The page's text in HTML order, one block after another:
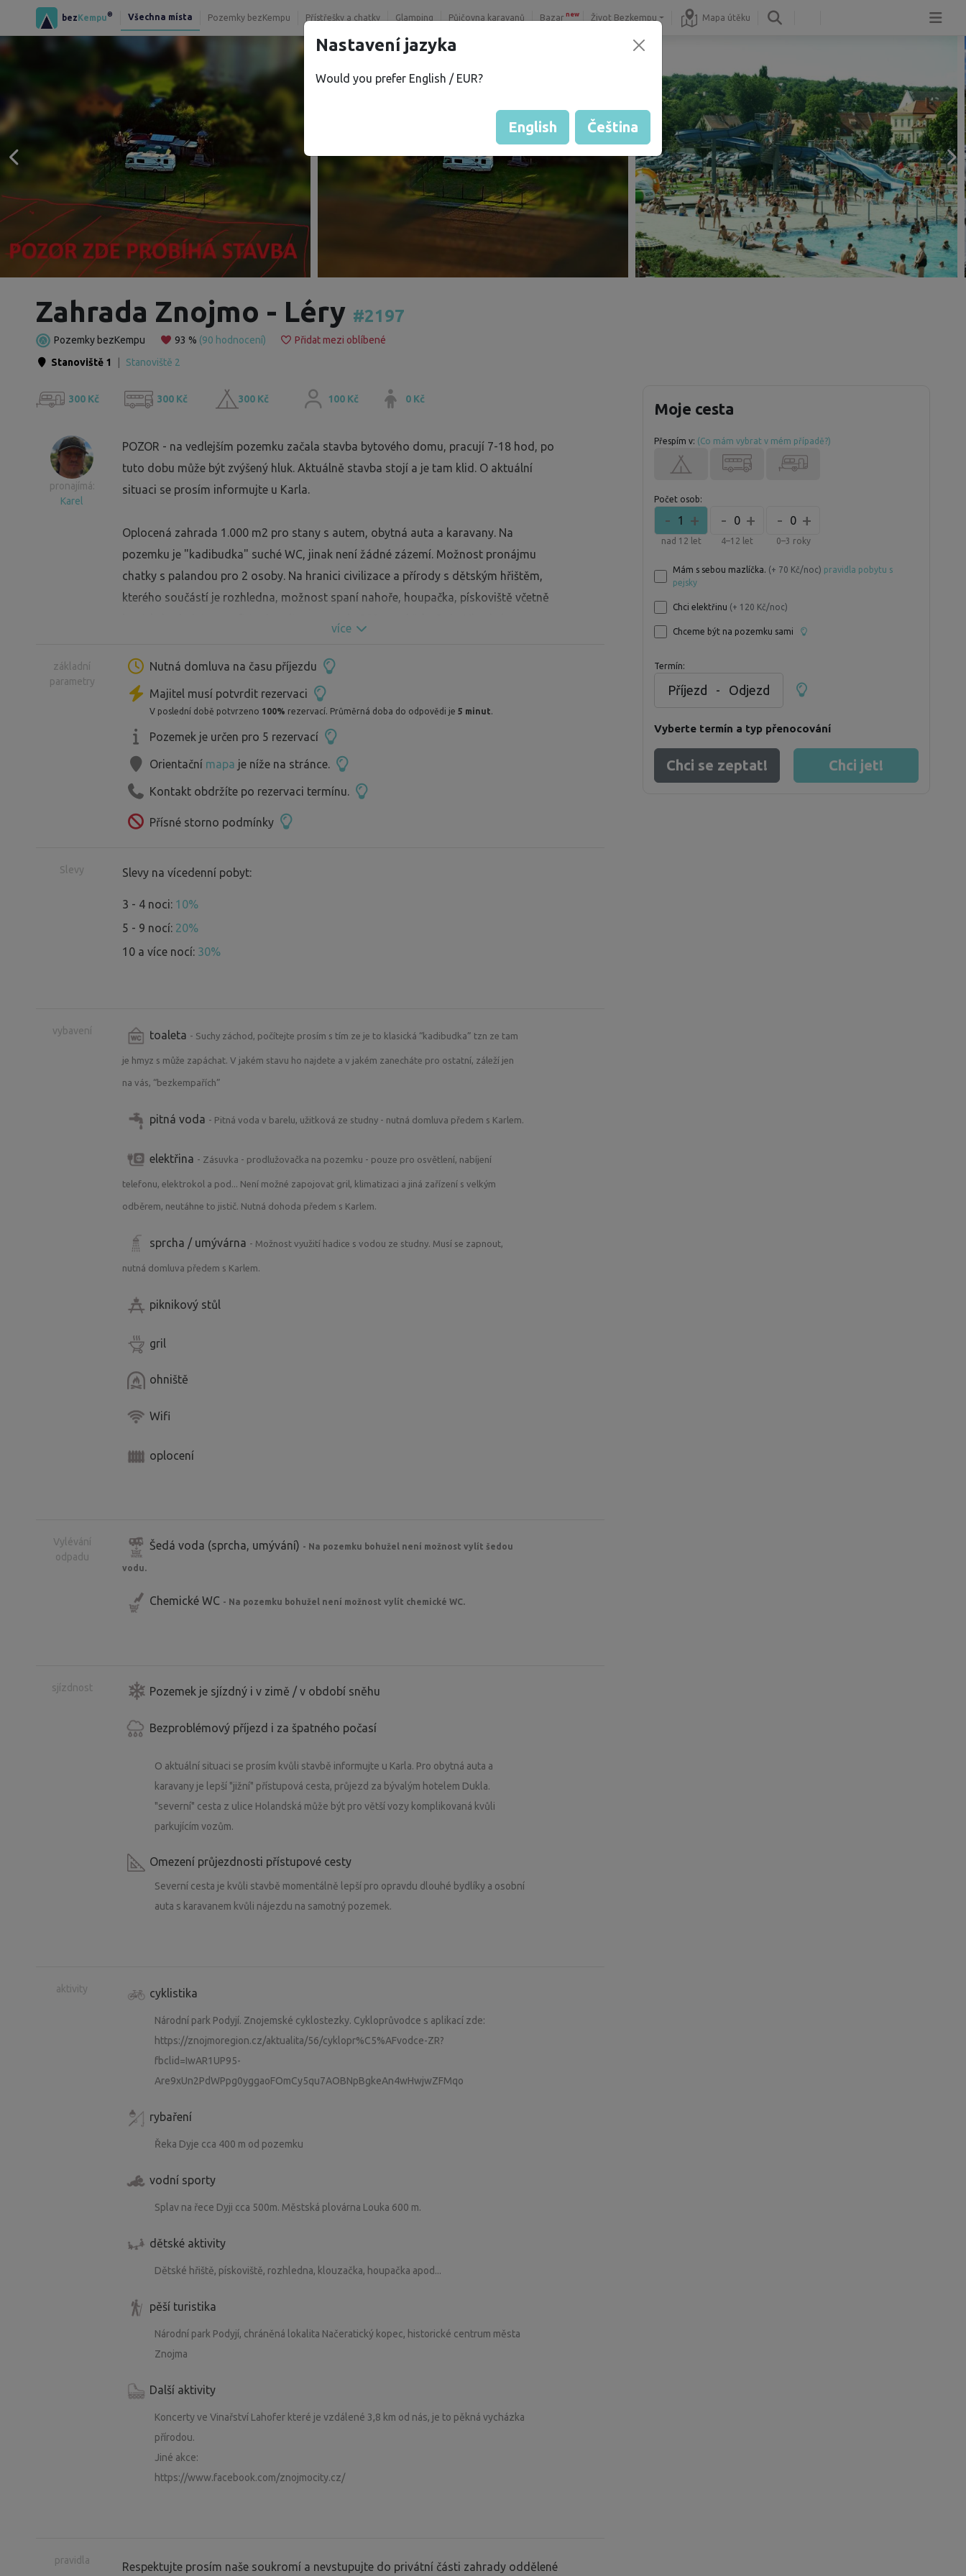
bezKempu® Všechna místa Pozemky bezKempu Přístřešky a chatky Glamping Půjčovna karavanů Bazar new Život Bezkempu Mapa útěku
Zahrada Znojmo - Léry #2197
Pozemky bezKempu 93 % (90 hodnocení)
Přidat mezi oblíbené
Stanoviště 1
Stanoviště 2
300 Kč 300 Kč 300 Kč 100 Kč 0 Kč
pronajímá:
Karel
POZOR - na vedlejším pozemku začala stavba bytového domu, pracují 7-18 hod, po
tuto dobu může být zvýšený hluk. Aktuálně stavba stojí a je tam klid. O aktuální
situaci se prosím informujte u Karla.
Oplocená zahrada 1.000 m2 pro stany s autem, obytná auta a karavany. Na
pozemku je "kadibudka" suché WC, jinak není žádné zázemí. Možnost pronájmu
chatky s palandou pro 2 osoby. Na hranici civilizace a přírody s dětským hřištěm,
kterého součástí je rozhledna, možnost spaní nahoře, houpačka, pískoviště včetně
městě a přesto v přírodě.
více
základní
parametry
Nutná domluva na času příjezdu
Majitel musí potvrdit rezervaci
V poslední době potvrzeno 100% rezervací. Průměrná doba do odpovědi je 5 minut.
Pozemek je určen pro 5 rezervací
Orientační mapa je níže na stránce.
Kontakt obdržíte po rezervaci termínu.
Přísné storno podmínky
Slevy Slevy na vícedenní pobyt:
3 - 4 noci: 10%
5 - 9 nocí: 20%
10 a více nocí: 30%
vybavení toaleta - Suchy záchod, počítejte prosím s tím ze je to klasická “kadibudka” tzn ze tam
je hmyz s může zapáchat. V jakém stavu ho najdete a v jakém zanecháte pro ostatní, záleží jen
na vás, “bezkempařích”
pitná voda - Pitná voda v barelu, užitková ze studny - nutná domluva předem s Karlem.
elektřina - Zásuvka - prodlužovačka na pozemku - pouze pro osvětlení, nabíjení
telefonu, elektrokol a pod... Není možné zapojovat gril, klimatizaci a jiná zařízení s velkým
odběrem, neutáhne to jistič. Nutná dohoda předem s Karlem.
sprcha / umývárna - Možnost využití hadice s vodou ze studny. Musí se zapnout,
nutná domluva předem s Karlem.
piknikový stůl
gril
ohniště
Wifi
oplocení
Vylévání
odpadu
Šedá voda (sprcha, umývání) - Na pozemku bohužel není možnost vylít šedou
vodu.
Chemické WC - Na pozemku bohužel není možnost vylít chemické WC.
sjízdnost Pozemek je sjízdný i v zimě / v období sněhu
Bezproblémový příjezd i za špatného počasí
O aktuální situaci se prosím kvůli stavbě informujte u Karla. Pro obytná auta a
karavany je lepší "jižní" přístupová cesta, průjezd za bývalým hotelem Dukla.
"severní" cesta z ulice Holandská může být pro větší vozy komplikovaná kvůli
parkujícím vozům.
Omezení průjezdnosti přístupové cesty
Severní cesta je kvůli stavbě momentálně lepší pro opravdu dlouhé bydlíky a osobní
auta s karavanem kvůli nájezdu na samotný pozemek.
aktivity cyklistika
Národní park Podyjí. Znojemské cyklostezky. Cykloprůvodce s aplikací zde:
https://znojmoregion.cz/aktualita/56/cyklopr%C5%AFvodce-ZR?
fbclid=IwAR1UP95-
Are9xUn2PdWPpg0yggaoFOmCy5qu7AOBNpBgkeAn4wHwjwZFMqo
rybaření
Řeka Dyje cca 400 m od pozemku
vodní sporty
Splav na řece Dyji cca 500m. Městská plovárna Louka 600 m.
dětské aktivity
Dětské hřiště, pískoviště, rozhledna, klouzačka, houpačka apod...
pěší turistika
Národní park Podyjí, chráněná lokalita Načeratický kopec, historické centrum města
Znojma
Další aktivity
Koncerty ve Vinařství Lahofer které je vzdálené 3,8 km od nás, je to pěkná vycházka
přírodou.
Jiné akce:
https://www.facebook.com/znojmocity.cz/
pravidla Respektujte prosím naše soukromí a nevstupujte do privátní části zahrady oddělené
Moje cesta
Přespím v: (Co mám vybrat v mém případě?)
Počet osob:
- +
1
nad 12 let
- +
0
4–12 let
- +
0
0–3 roky
Mám s sebou mazlíčka. (+ 70 Kč/noc) pravidla pobytu s
pejsky
Chci elektřinu (+ 120 Kč/noc)
Chceme být na pozemku sami
Termín:
Příjezd - Odjezd
Vyberte termín a typ přenocování
Chci se zeptat! Chci jet!
Nastavení jazyka
Would you prefer English / EUR?
English Čeština